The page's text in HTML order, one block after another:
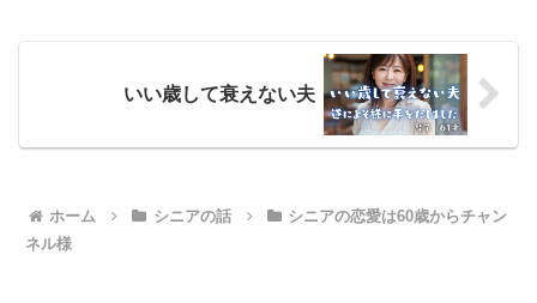
いい歳して衰えない夫
ホーム シニアの話
シニアの恋愛は60歳からチャン
ネル様